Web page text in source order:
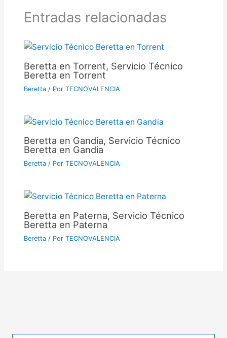
Entradas relacionadas
Beretta en Torrent, Servicio Técnico
Beretta en Torrent
Beretta / PorTECNOVALENCIA
Beretta en Gandia, Servicio Técnico
Beretta en Gandia
Beretta / PorTECNOVALENCIA
Beretta en Paterna, Servicio Técnico
Beretta en Paterna
Beretta / PorTECNOVALENCIA